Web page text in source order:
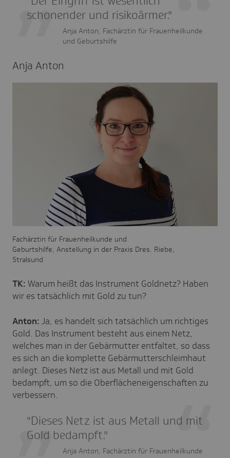
schonender und risikoärmer."
Anja Anton, Fachärztin für Frauenheilkunde
und Geburtshilfe
Anja Anton
Fachärztin für Frauenheilkunde und
Geburtshilfe, Anstellung in der Praxis Dres. Riebe,
Stralsund
TK: Warum heißt das Instrument Goldnetz? Haben
wir es tatsächlich mit Gold zu tun?
Anton: Ja, es handelt sich tatsächlich um richtiges
Gold. Das Instrument besteht aus einem Netz,
welches man in der Gebärmutter entfaltet, so dass
es sich an die komplette Gebärmutterschleimhaut
anlegt. Dieses Netz ist aus Metall und mit Gold
bedampft, um so die Oberflächeneigenschaften zu
verbessern.
"Dieses Netz ist aus Metall und mit
Gold bedampft."
Anja Anton, Fachärztin für Frauenheilkunde